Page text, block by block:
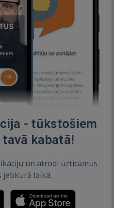
- tūkstošiem
kabatā!
un atrodi uzticamus
jebkurā laikā.